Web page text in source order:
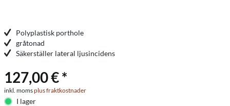
Polyplastisk porthole
gråtonad
Säkerställer lateral ljusincidens
127,00 € *
inkl. momsplus fraktkostnader
I lager